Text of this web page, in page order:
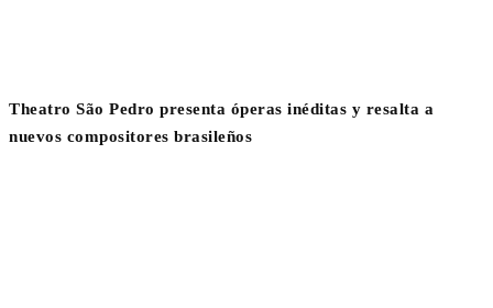
Theatro São Pedro presenta óperas inéditas y resalta a
nuevos compositores brasileños